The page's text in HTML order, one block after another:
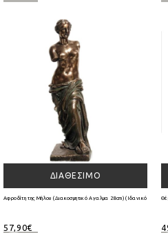
ΔΙΑΘΈΣΙΜΟ
Αφροδίτη της Μήλου (Διακοσμητικό Αγαλμα 28cm) (Ιδανικό για
57,90€